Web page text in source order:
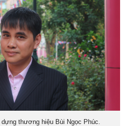
thương hiệu Bùi Ngọc Phúc.